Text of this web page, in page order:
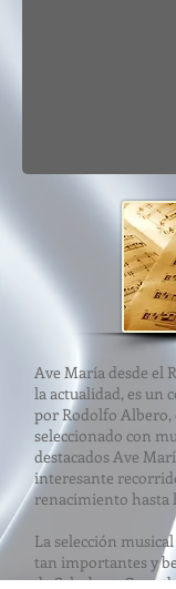
Ave María desde el
la actualidad, es un
por Rodolfo Albero,
seleccionado con
destacados Ave
interesante
renacimiento hasta
La selección
tan importantes y
de Schubert, Gunod,